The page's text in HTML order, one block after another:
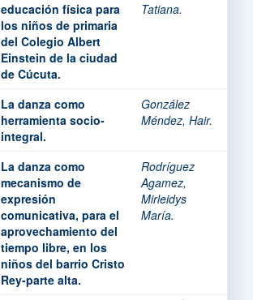
educación física para
los niños de primaria
del Colegio Albert
Einstein de la ciudad
de Cúcuta.
Tatiana.
La danza como
herramienta socio-
integral.
González
Méndez, Hair.
La danza como
mecanismo de
expresión
comunicativa, para el
aprovechamiento del
tiempo libre, en los
niños del barrio Cristo
Rey-parte alta.
Rodríguez
Agamez,
Mirleidys
María.